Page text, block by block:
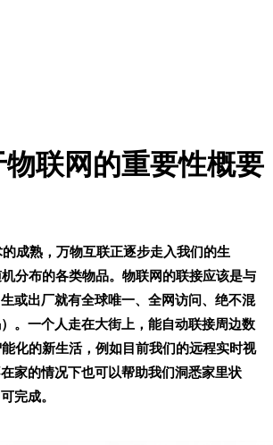
联网的重要性概要
成熟，万物互联正逐步走入我们的生
分布的各类物品。物联网的联接应该是与
或出厂就有全球唯一、全网访问、绝不混
。一个人走在大街上，能自动联接周边数
化的新生活，例如目前我们的远程实时视
家的情况下也可以帮助我们洞悉家里状
完成。